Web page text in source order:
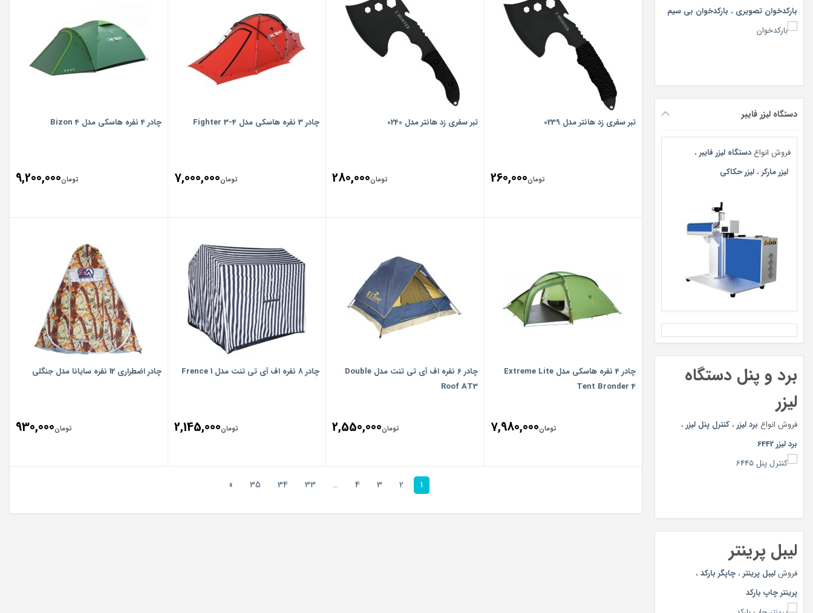
بارکدخوان تصویری ، بارکدخوان بی سیم
دستگاه لیزر فایبر
فروش انواع دستگاه لیزر فایبر ،
لیزر مارکر ، لیزر حکاکی
برد و پنل دستگاه
لیزر
فروش انواع برد لیزر ، کنترل پنل لیزر ،
برد لیزر 6442
لیبل پرینتر
فروشلیبل پرینتر ، چاپگر بارکد ،
پرینتر چاپ بارکد
تبر سفری زد هانتر مدل 0239
تومان260,000
تبر سفری زد هانتر مدل 0240
تومان280,000
چادر 3 نفره هاسکی مدل Fighter 3-4
تومان7,000,000
چادر 4 نفره هاسکی مدل Bizon 4
تومان9,200,000
چادر 4 نفره هاسکی مدل Extreme Lite
Tent Bronder 4
تومان7,980,000
چادر 6 نفره اف آی تی تنت مدل Double
Roof AT3
تومان2,550,000
چادر 8 نفره اف آی تی تنت مدل Frence 1
تومان2,145,000
چادر اضطراری 12 نفره سایانا مدل جنگلی
تومان930,000
1
2
3
4
…
33
34
35
»